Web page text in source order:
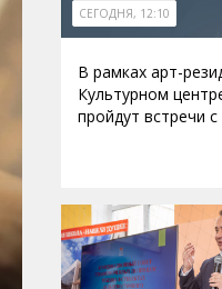
СЕГОДНЯ, 12:10
В рамках арт-
Культурном
пройдут встречи